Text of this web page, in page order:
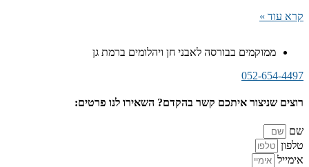
קרא עוד »
ממוקמים בבורסה לאבני חן ויהלומים ברמת גן
052-654-4497
רוצים שניצור איתכם קשר בהקדם? השאירו לנו פרטים:
שם
טלפון
אימייל